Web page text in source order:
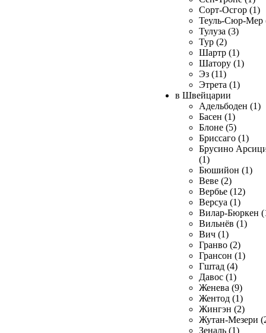
Сорт-Осгор (1)
Теуль-Сюр-Мер
Тулуза (3)
Тур (2)
Шартр (1)
Шатору (1)
Эз (11)
Этрета (1)
в Швейцарии
Адельбоден (1)
Басен (1)
Блоне (5)
Бриссаго (1)
Брусино
(1)
Бюшийон (1)
Веве (2)
Вербье (12)
Версуа (1)
Вилар-Бюркен
Вильнёв (1)
Вич (1)
Гранво (2)
Грансон (1)
Гштад (4)
Давос (1)
Женева (9)
Жентод (1)
Жингэн (2)
Жутан-Мезери
Зеналь (1)